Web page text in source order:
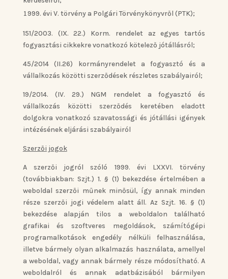
évi V. törvény a Polgári Törvénykönyvről (PTK);
151/2003. (IX. 22.) Korm. rendelet az egyes tartós
fogyasztási cikkekre vonatkozó kötelező jótállásról;
45/2014 (II.26) kormányrendelet a fogyasztó és a
vállalkozás közötti szerződések részletes szabályairól;
19/2014. (IV. 29.) NGM rendelet a fogyasztó és
vállalkozás közötti szerződés keretében eladott
dolgokra vonatkozó szavatossági és jótállási igények
intézésének eljárási szabályairól
Szerzői jogok
A szerzői jogról szóló 1999. évi LXXVI. törvény
(továbbiakban: Szjt.) 1. § (1) bekezdése értelmében a
weboldal szerzői műnek minősül, így annak minden
része szerzői jogi védelem alatt áll. Az Szjt. 16. § (1)
bekezdése alapján tilos a weboldalon található
grafikai és szoftveres megoldások, számítógépi
programalkotások engedély nélküli felhasználása,
illetve bármely olyan alkalmazás használata, amellyel
a weboldal, vagy annak bármely része módosítható. A
weboldalról és annak adatbázisából bármilyen